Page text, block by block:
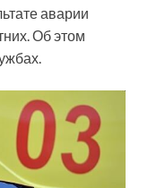
аварии
Об этом